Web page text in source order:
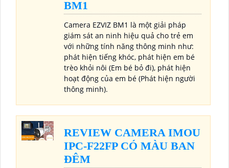
BM1
Camera EZVIZ BM1 là một giải pháp
giám sát an ninh hiệu quả cho trẻ em
với những tính năng thông minh như:
phát hiện tiếng khóc, phát hiện em bé
trèo khỏi nôi (Em bé bỏ đi), phát hiện
hoạt động của em bé (Phát hiện người
thông minh).
REVIEW CAMERA IMOU
IPC-F22FP CÓ MÀU BAN
ĐÊM